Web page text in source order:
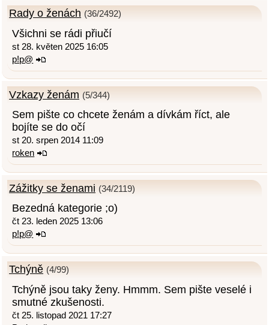
Rady o ženách (36/2492)
Všichni se rádi přiučí
st 28. květen 2025 16:05
p!p@
Vzkazy ženám (5/344)
Sem pište co chcete ženám a dívkám říct, ale
bojíte se do očí
st 20. srpen 2014 11:09
roken
Zážitky se ženami (34/2119)
Bezedná kategorie ;o)
čt 23. leden 2025 13:06
p!p@
Tchýně (4/99)
Tchýně jsou taky ženy. Hmmm. Sem pište veselé i
smutné zkušenosti.
čt 25. listopad 2021 17:27